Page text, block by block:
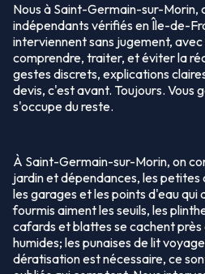
Nous à Saint-Germain-sur-Morin,
indépendants vérifiés en Île-de-
interviennent sans jugement, avec
comprendre, traiter, et éviter la
gestes discrets, explications
devis, c'est avant. Toujours. Vous
s'occupe du reste.
À Saint-Germain-sur-Morin, on
jardin et dépendances, les
les garages et les points d'eau qui
fourmis aiment les seuils, les
cafards et blattes se cachent
humides; les punaises de lit
dératisation est nécessaire, ce